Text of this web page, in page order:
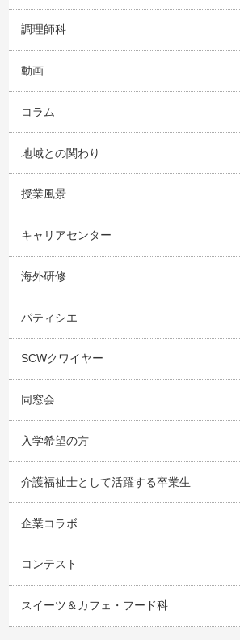
調理師科
動画
コラム
地域との関わり
授業風景
キャリアセンター
海外研修
パティシエ
SCWクワイヤー
同窓会
入学希望の方
介護福祉士として活躍する卒業生
企業コラボ
コンテスト
スイーツ＆カフェ・フード科